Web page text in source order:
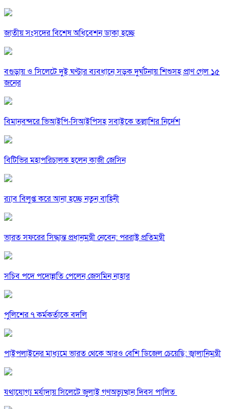
জাতীয় সংসদের বিশেষ অধিবেশন ডাকা হচ্ছে
বগুড়ায় ও সিলেটে দুই ঘণ্টার ব্যবধানে সড়ক দুর্ঘটনায় শিশুসহ প্রাণ গেল ১৫
জনের
বিমানবন্দরে ভিআইপি-সিআইপিসহ সবাইকে তল্লাশির নির্দেশ
বিটিভির মহাপরিচালক হলেন কাজী জেসিন
র‍্যাব বিলুপ্ত করে আনা হচ্ছে নতুন বাহিনী
ভারত সফরের সিদ্ধান্ত প্রধানমন্ত্রী নেবেন: পররাষ্ট্র প্রতিমন্ত্রী
সচিব পদে পদোন্নতি পেলেন জেসমিন নাহার
পুলিশের ৭ কর্মকর্তাকে বদলি
পাইপলাইনের মাধ্যমে ভারত থেকে আরও বেশি ডিজেল চেয়েছি: জ্বালানিমন্ত্রী
যথাযোগ্য মর্যাদায় সিলেটে জুলাই গণঅভ্যুত্থান দিবস পালিত